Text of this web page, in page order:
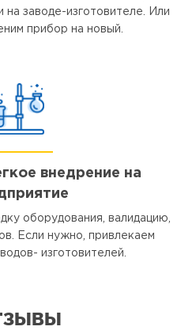
на заводе-изготовителе. Или
прибор на новый.
внедрение на
оборудования, валидацию,
Если нужно, привлекаем
изготовителей.